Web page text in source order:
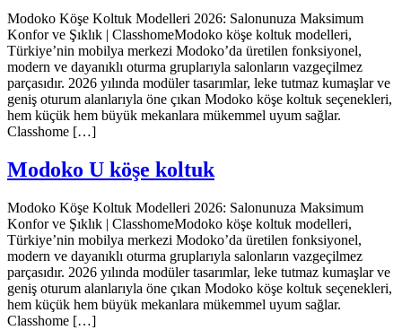
Modoko Köşe Koltuk Modelleri 2026: Salonunuza Maksimum
Konfor ve Şıklık | ClasshomeModoko köşe koltuk modelleri,
Türkiye’nin mobilya merkezi Modoko’da üretilen fonksiyonel,
modern ve dayanıklı oturma gruplarıyla salonların vazgeçilmez
parçasıdır. 2026 yılında modüler tasarımlar, leke tutmaz kumaşlar ve
geniş oturum alanlarıyla öne çıkan Modoko köşe koltuk seçenekleri,
hem küçük hem büyük mekanlara mükemmel uyum sağlar.
Classhome […]
Modoko U köşe koltuk
Modoko Köşe Koltuk Modelleri 2026: Salonunuza Maksimum
Konfor ve Şıklık | ClasshomeModoko köşe koltuk modelleri,
Türkiye’nin mobilya merkezi Modoko’da üretilen fonksiyonel,
modern ve dayanıklı oturma gruplarıyla salonların vazgeçilmez
parçasıdır. 2026 yılında modüler tasarımlar, leke tutmaz kumaşlar ve
geniş oturum alanlarıyla öne çıkan Modoko köşe koltuk seçenekleri,
hem küçük hem büyük mekanlara mükemmel uyum sağlar.
Classhome […]